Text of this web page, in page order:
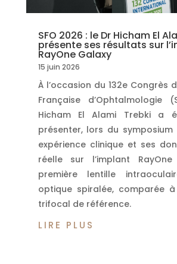
SFO 2026 : le Dr Hicham El
présente ses résultats sur
RayOne Galaxy
15 juin 2026
À l’occasion du 132e Congrès
Française d’Ophtalmologie
Hicham El Alami Trebki a
présenter, lors du symposium
expérience clinique et ses
réelle sur l’implant
première lentille
optique spiralée, comparée
trifocal de référence.
LIRE PLUS